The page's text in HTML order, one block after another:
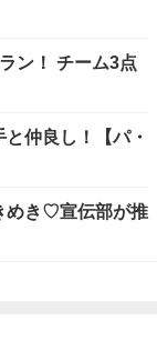
ン！ チーム3点
仲良し！【パ・
めき♡宣伝部が推